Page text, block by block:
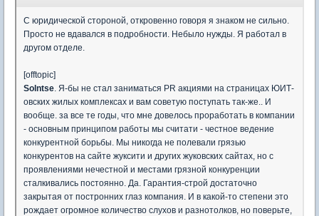
С юридической стороной, откровенно говоря я знаком не сильно.
Просто не вдавался в подробности. Небыло нужды. Я работал в
другом отделе.
[offtopic]
Solntse. Я-бы не стал заниматься PR акциями на страницах ЮИТ-
овских жилых комплексах и вам советую поступать так-же.. И
вообще. за все те годы, что мне довелось проработать в компании
- основным принципом работы мы считати - честное ведение
конкурентной борьбы. Мы никогда не полевали грязью
конкурентов на сайте жуксити и других жуковских сайтах, но с
проявлениями нечестной и местами грязной конкуренции
сталкивались постоянно. Да. Гарантия-строй достаточно
закрытая от постронних глаз компания. И в какой-то степени это
рождает огромное количество слухов и разнотолков, но поверьте,